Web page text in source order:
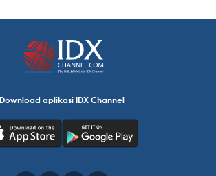
Download aplikasi IDX Channel